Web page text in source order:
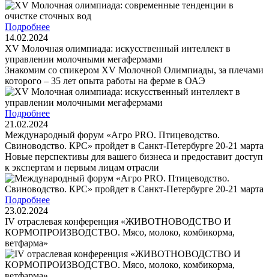
Подробнее
14.02.2024
XV Молочная олимпиада: искусственный интеллект в
управлении молочными мегафермами
Знакомим со спикером XV Молочной Олимпиады, за плечами
которого – 35 лет опыта работы на ферме в ОАЭ
Подробнее
21.02.2024
Международный форум «Агро PRO. Птицеводство.
Свиноводство. КРС» пройдет в Санкт-Петербурге 20-21 марта
Новые перспективы для вашего бизнеса и предоставит доступ
к экспертам и первым лицам отрасли
Подробнее
23.02.2024
IV отраслевая конференция «ЖИВОТНОВОДСТВО И
КОРМОПРОИЗВОДСТВО. Мясо, молоко, комбикорма,
ветфарма»